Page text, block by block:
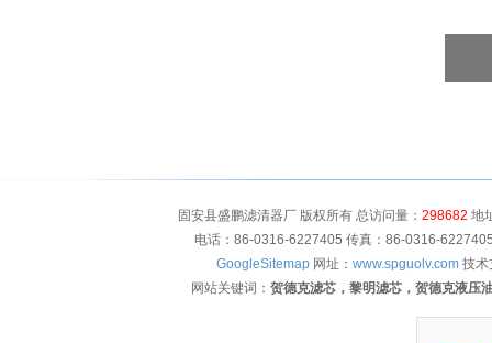
固安县盛鹏滤清器厂 版权所有 总访问量： 298682 地
电话：86-0316-6227405 传真：86-0316-
GoogleSitemap 网址： www.spguolv.com 技术
网站关键词： 贺德克滤芯，黎明滤芯，贺德克液压